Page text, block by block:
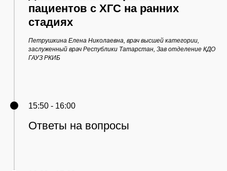
пациентов с ХГС на ранних
стадиях
Петрушкина Елена Николаевна, врач высшей категории,
заслуженный врач Республики Татарстан, Зав отделение КДО
ГАУЗ РКИБ
15:50 - 16:00
Ответы на вопросы